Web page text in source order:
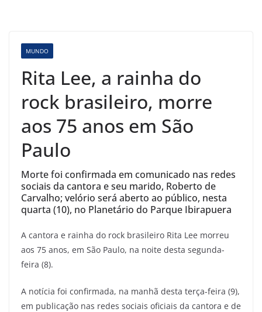
MUNDO
Rita Lee, a rainha do
rock brasileiro, morre
aos 75 anos em São
Paulo
Morte foi confirmada em comunicado nas redes
sociais da cantora e seu marido, Roberto de
Carvalho; velório será aberto ao público, nesta
quarta (10), no Planetário do Parque Ibirapuera
A cantora e rainha do rock brasileiro Rita Lee morreu
aos 75 anos, em São Paulo, na noite desta segunda-
feira (8).
A notícia foi confirmada, na manhã desta terça-feira (9),
em publicação nas redes sociais oficiais da cantora e de